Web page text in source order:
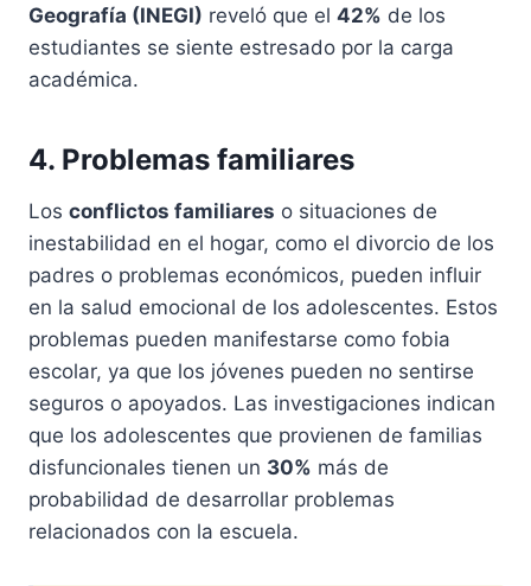
Geografía (INEGI) reveló que el 42% de los
estudiantes se siente estresado por la carga
académica.
4. Problemas familiares
Los conflictos familiares o situaciones de
inestabilidad en el hogar, como el divorcio de los
padres o problemas económicos, pueden influir
en la salud emocional de los adolescentes. Estos
problemas pueden manifestarse como fobia
escolar, ya que los jóvenes pueden no sentirse
seguros o apoyados. Las investigaciones indican
que los adolescentes que provienen de familias
disfuncionales tienen un 30% más de
probabilidad de desarrollar problemas
relacionados con la escuela.